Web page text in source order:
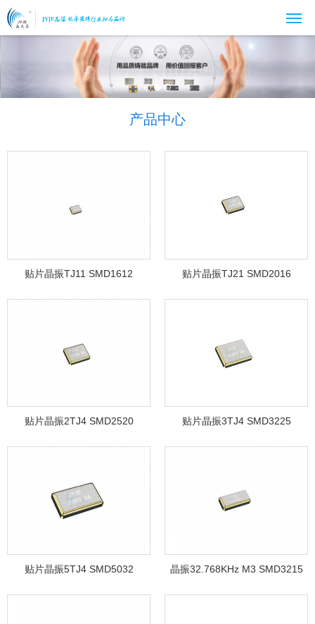
产品中心
贴片晶振TJ11 SMD1612 贴片晶振TJ21 SMD2016
贴片晶振2TJ4 SMD2520 贴片晶振3TJ4 SMD3225
贴片晶振5TJ4 SMD5032 晶振32.768KHz M3 SMD3215